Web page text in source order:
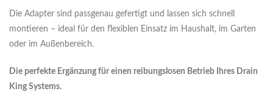
Die Adapter sind passgenau gefertigt und lassen sich schnell
montieren – ideal für den flexiblen Einsatz im Haushalt, im Garten
oder im Außenbereich.
Die perfekte Ergänzung für einen reibungslosen Betrieb Ihres Drain
King Systems.